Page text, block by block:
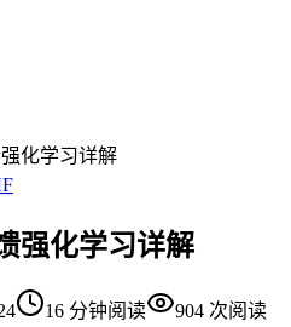
化学习详解
强化学习详解
16 分钟阅读 904 次阅读